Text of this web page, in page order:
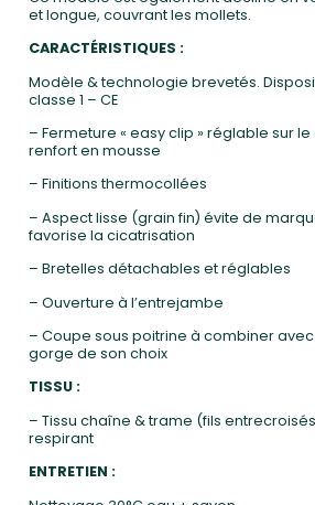
et longue, couvrant les mollets.
CARACTÉRISTIQUES :
Modèle & technologie brevetés.
classe 1 – CE
– Fermeture « easy clip » réglable sur
renfort en mousse
– Finitions thermocollées
– Aspect lisse (grain fin) évite de
favorise la cicatrisation
– Bretelles détachables et réglables
– Ouverture à l’entrejambe
– Coupe sous poitrine à combiner
gorge de son choix
TISSU :
– Tissu chaîne & trame (fils
respirant
ENTRETIEN :